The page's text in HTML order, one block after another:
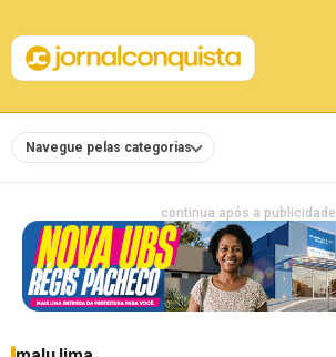
Navegue pelas categorias
continua após a publicidade